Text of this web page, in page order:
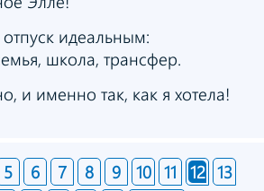
идеальным:
школа, трансфер.
и именно так, как я хотела!
5 6 7 8 9 10 11 12 13